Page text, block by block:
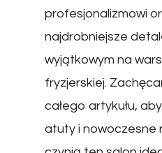
profesjonalizmowi
najdrobniejsze
wyjątkowym na
fryzjerskiej.
całego artykułu,
atuty i nowoczesne